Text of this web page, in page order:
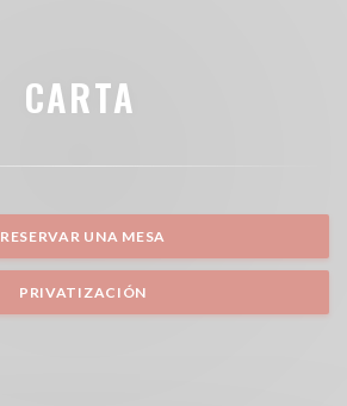
CARTA
RESERVAR UNA MESA
PRIVATIZACIÓN